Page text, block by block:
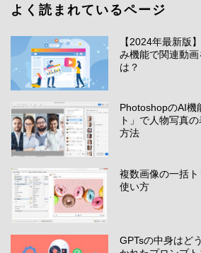
よく読まれているページ
【2024年最新版
み機能で関連動
は？
PhotoshopのAI機
ト」で人物写真
方法
複数画像の一括
使い方
GPTsの中身はど